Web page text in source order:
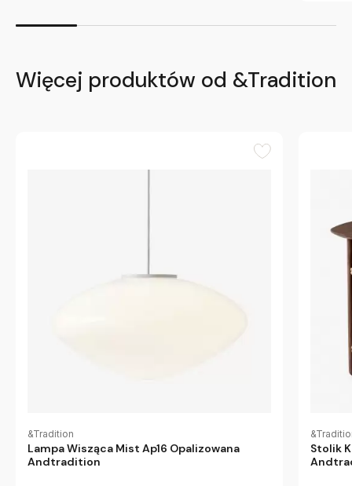
Więcej produktów od &Tradition
&Tradition
Lampa Wisząca Mist Ap16 Opalizowana
Andtradition
Stolik